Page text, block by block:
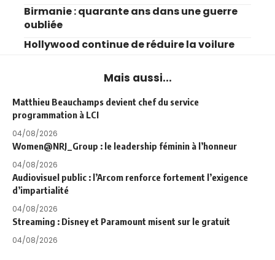
Birmanie : quarante ans dans une guerre
oubliée
Hollywood continue de réduire la voilure
Mais aussi...
Matthieu Beauchamps devient chef du service
programmation à LCI
04/08/2026
Women@NRJ_Group : le leadership féminin à l’honneur
04/08/2026
Audiovisuel public : l’Arcom renforce fortement l’exigence
d’impartialité
04/08/2026
Streaming : Disney et Paramount misent sur le gratuit
04/08/2026